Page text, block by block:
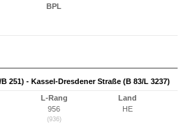
BPL
251) - Kassel-Dresdener Straße (B 83/L 3237)
L-Rang
956
(936)
Land
HE